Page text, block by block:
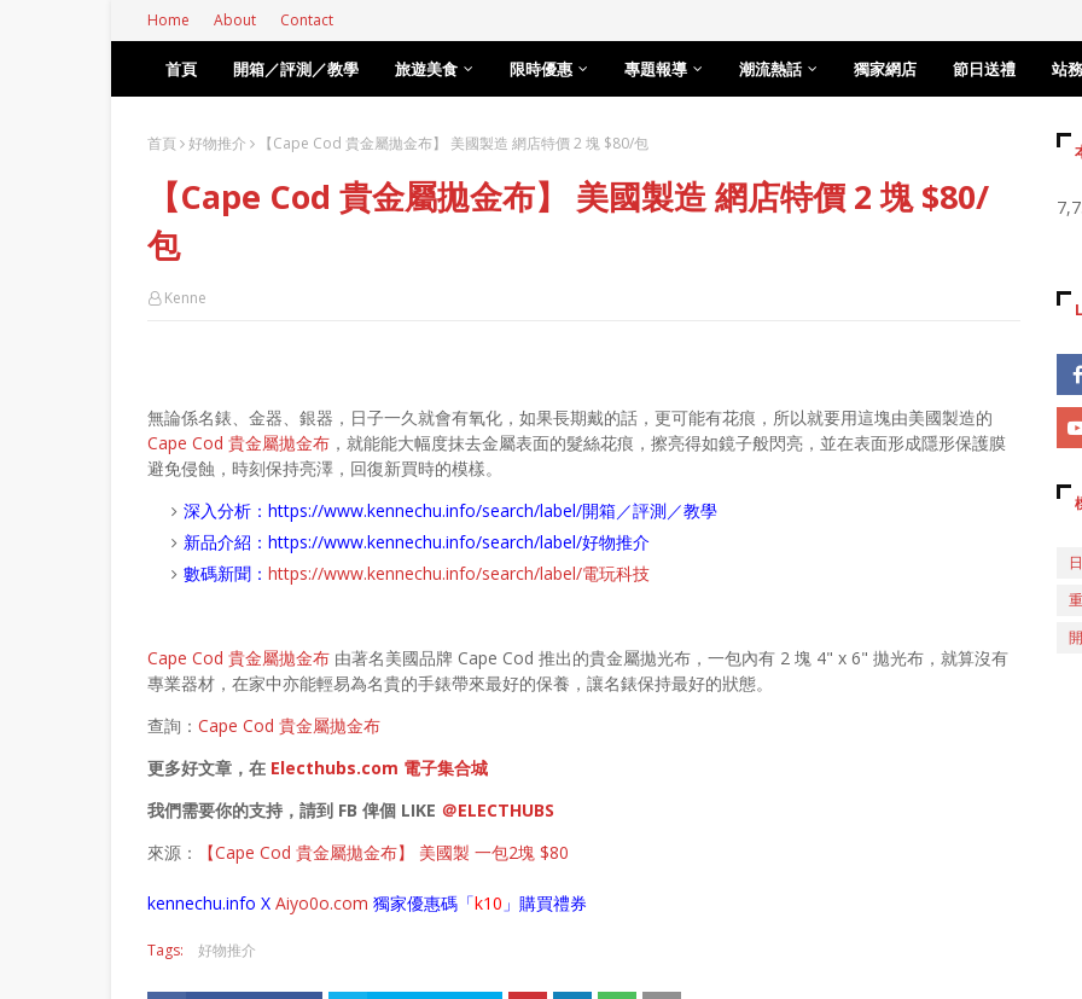
Home About Contact
首頁 開箱／評測／教學 旅遊美食 限時優惠 專題報導 潮流熱話 獨家網店 節日送禮 站
首頁 好物推介 【Cape Cod 貴金屬拋金布】 美國製造 網店特價 2 塊 $80/包
【Cape Cod 貴金屬拋金布】 美國製造 網店特價 2 塊 $80/
包
Kenne
無論係名錶、金器、銀器，日子一久就會有氧化，如果長期戴的話，更可能有花痕，所以就要用這塊由美國製造的
Cape Cod 貴金屬拋金布 ，就能能大幅度抹去金屬表面的髮絲花痕，擦亮得如鏡子般閃亮，並在表面形成隱形保護膜
避免侵蝕，時刻保持亮澤，回復新買時的模樣。
深入分析： https://www.kennechu.info/search/label/開箱／評測／教學
新品介紹： https://www.kennechu.info/search/label/好物推介
數碼新聞： https://www.kennechu.info/search/label/電玩科技
Cape Cod 貴金屬拋金布 由著名美國品牌 Cape Cod 推出的貴金屬拋光布，一包內有 2 塊 4" x 6" 拋光布，就算沒有
專業器材，在家中亦能輕易為名貴的手錶帶來最好的保養，讓名錶保持最好的狀態。
查詢： Cape Cod 貴金屬拋金布
更多好文章，在 Electhubs.com 電子集合城
我們需要你的支持，請到 FB 俾個 LIKE ＠ELECTHUBS
來源：
【Cape Cod 貴金屬拋金布】 美國製 一包2塊 $80
kennechu.info X Aiyo0o.com 獨家優惠碼「k10 」購買禮券
Tags: 好物推介